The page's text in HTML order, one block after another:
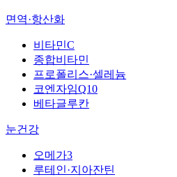
면역·항산화
비타민C
종합비타민
프로폴리스·셀레늄
코엔자임Q10
베타글루칸
눈건강
오메가3
루테인·지아잔틴